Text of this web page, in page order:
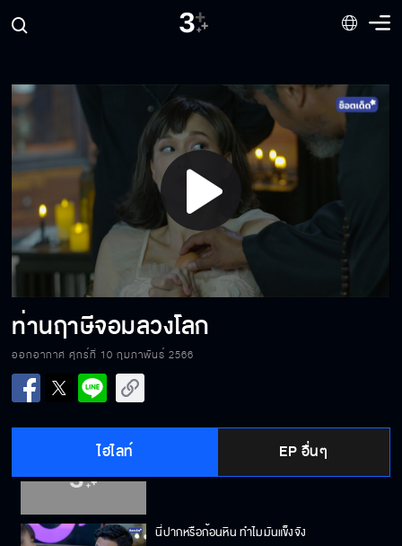
Play
Video
ท่านฤาษีจอมลวงโลก
ออกอากาศ ศุกร์ที่ 10 กุมภาพันธ์ 2566
ไฮไลท์ EP อื่นๆ
18 มงกุฎยังไงก็ยังเป็นอยู่วันยังค่ำ
เดี๋ยวเขารู้ว่าเราเป็นห่วง
โจรเดียวที่จะเป็นคือโจรขโมยหัวใจ
ถ้าคุณมีปัญหามากนัก เพลงใหม่ก็ไม่ต้องออก
นี่ปากหรือก้อนหิน ทำไมมันแข็งจัง